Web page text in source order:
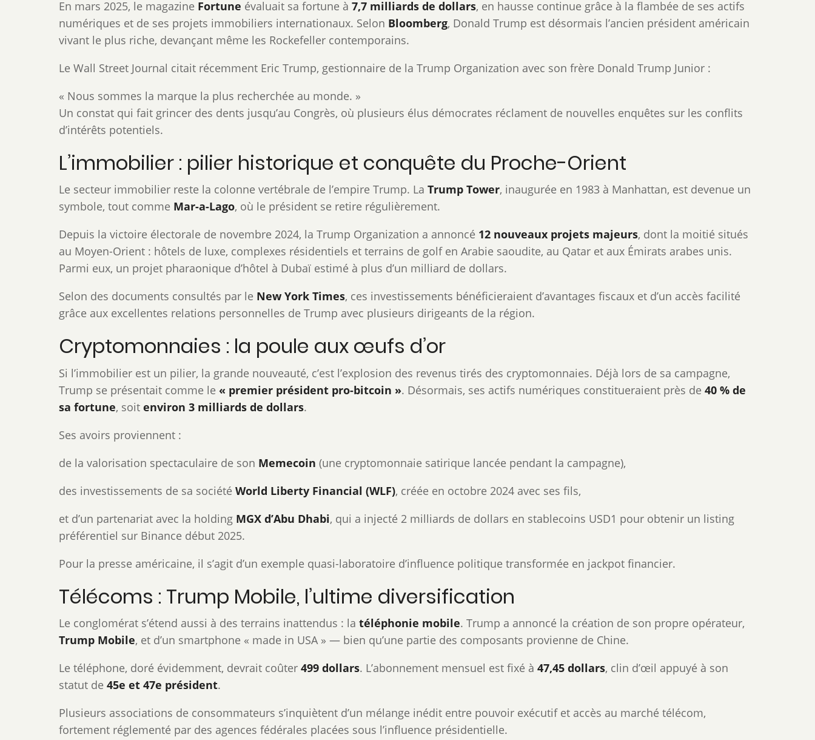
En mars 2025, le magazine Fortune évaluait sa fortune à 7,7 milliards de dollars, en hausse continue grâce à la flambée de ses actifs
numériques et de ses projets immobiliers internationaux. Selon Bloomberg, Donald Trump est désormais l’ancien président américain
vivant le plus riche, devançant même les Rockefeller contemporains.
Le Wall Street Journal citait récemment Eric Trump, gestionnaire de la Trump Organization avec son frère Donald Trump Junior :
« Nous sommes la marque la plus recherchée au monde. »
Un constat qui fait grincer des dents jusqu’au Congrès, où plusieurs élus démocrates réclament de nouvelles enquêtes sur les conflits
d’intérêts potentiels.
L’immobilier : pilier historique et conquête du Proche-Orient
Le secteur immobilier reste la colonne vertébrale de l’empire Trump. La Trump Tower, inaugurée en 1983 à Manhattan, est devenue un
symbole, tout comme Mar-a-Lago, où le président se retire régulièrement.
Depuis la victoire électorale de novembre 2024, la Trump Organization a annoncé 12 nouveaux projets majeurs, dont la moitié situés
au Moyen-Orient : hôtels de luxe, complexes résidentiels et terrains de golf en Arabie saoudite, au Qatar et aux Émirats arabes unis.
Parmi eux, un projet pharaonique d’hôtel à Dubaï estimé à plus d’un milliard de dollars.
Selon des documents consultés par le New York Times, ces investissements bénéficieraient d’avantages fiscaux et d’un accès facilité
grâce aux excellentes relations personnelles de Trump avec plusieurs dirigeants de la région.
Cryptomonnaies : la poule aux œufs d’or
Si l’immobilier est un pilier, la grande nouveauté, c’est l’explosion des revenus tirés des cryptomonnaies. Déjà lors de sa campagne,
Trump se présentait comme le « premier président pro-bitcoin ». Désormais, ses actifs numériques constitueraient près de 40 % de
sa fortune, soit environ 3 milliards de dollars.
Ses avoirs proviennent :
de la valorisation spectaculaire de son Memecoin (une cryptomonnaie satirique lancée pendant la campagne),
des investissements de sa société World Liberty Financial (WLF), créée en octobre 2024 avec ses fils,
et d’un partenariat avec la holding MGX d’Abu Dhabi, qui a injecté 2 milliards de dollars en stablecoins USD1 pour obtenir un listing
préférentiel sur Binance début 2025.
Pour la presse américaine, il s’agit d’un exemple quasi-laboratoire d’influence politique transformée en jackpot financier.
Télécoms : Trump Mobile, l’ultime diversification
Le conglomérat s’étend aussi à des terrains inattendus : la téléphonie mobile. Trump a annoncé la création de son propre opérateur,
Trump Mobile, et d’un smartphone « made in USA » — bien qu’une partie des composants provienne de Chine.
Le téléphone, doré évidemment, devrait coûter 499 dollars. L’abonnement mensuel est fixé à 47,45 dollars, clin d’œil appuyé à son
statut de 45e et 47e président.
Plusieurs associations de consommateurs s’inquiètent d’un mélange inédit entre pouvoir exécutif et accès au marché télécom,
fortement réglementé par des agences fédérales placées sous l’influence présidentielle.